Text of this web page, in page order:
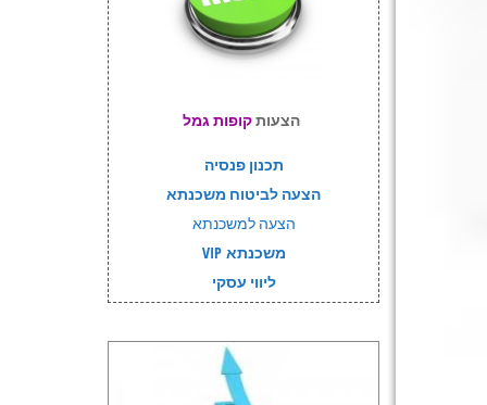
הצעותקופות גמל
תכנון פנסיה
הצעה לביטוח משכנתא
הצעה למשכנתא
משכנתא VIP
ליווי עסקי